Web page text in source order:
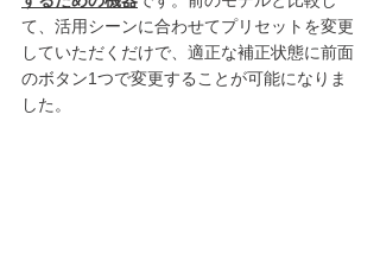
て、活用シーンに合わせてプリセットを変更
していただくだけで、適正な補正状態に前面
のボタン1つで変更することが可能になりま
した。